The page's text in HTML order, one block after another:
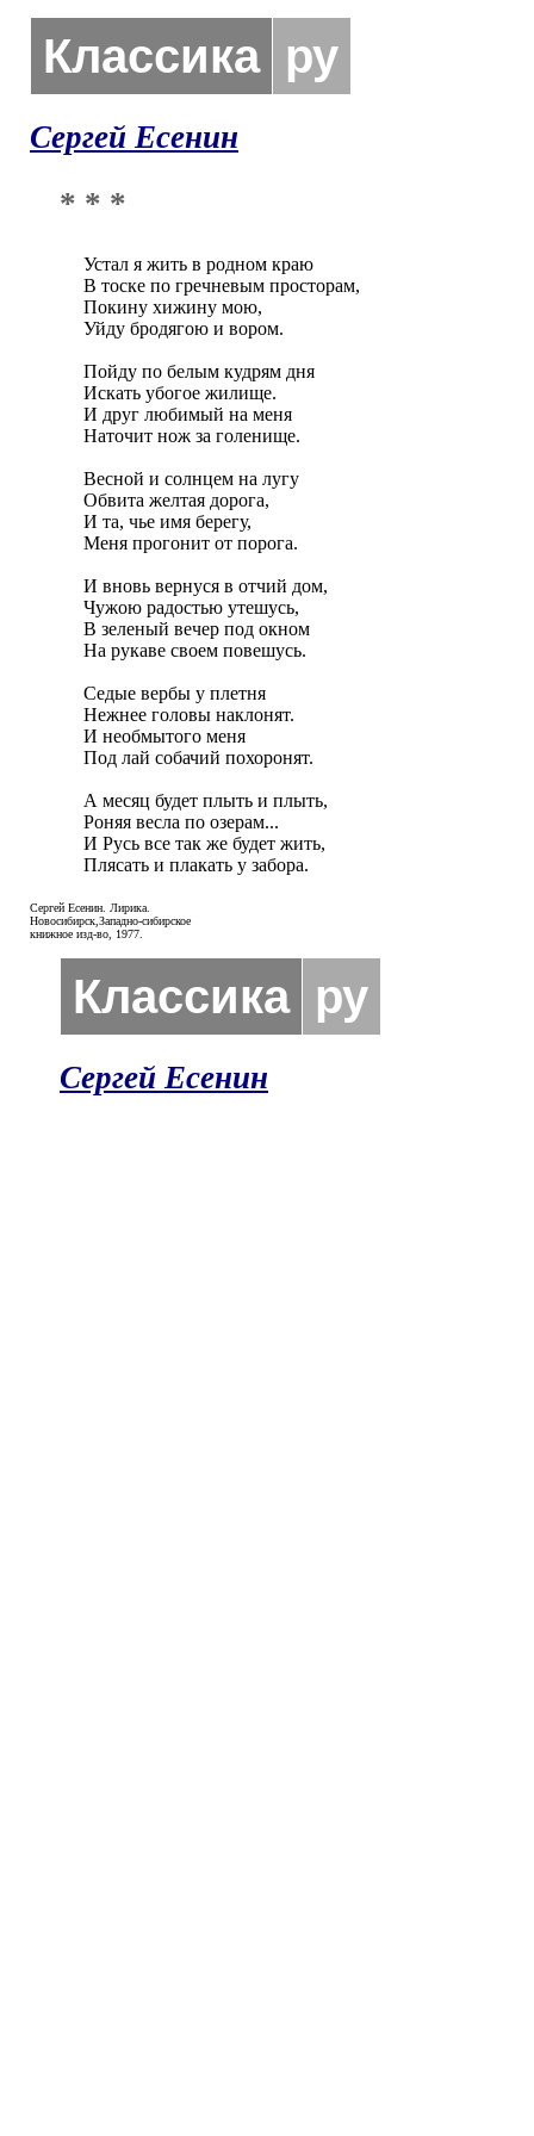
Классика ру
Сергей Есенин
* * *
Устал я жить в родном краю
В тоске по гречневым просторам,
Покину хижину мою,
Уйду бродягою и вором.
Пойду по белым кудрям дня
Искать убогое жилище.
И друг любимый на меня
Наточит нож за голенище.
Весной и солнцем на лугу
Обвита желтая дорога,
И та, чье имя берегу,
Меня прогонит от порога.
И вновь вернуся в отчий дом,
Чужою радостью утешусь,
В зеленый вечер под окном
На рукаве своем повешусь.
Седые вербы у плетня
Нежнее головы наклонят.
И необмытого меня
Под лай собачий похоронят.
А месяц будет плыть и плыть,
Роняя весла по озерам...
И Русь все так же будет жить,
Плясать и плакать у забора.
Сергей Есенин. Лирика.
Новосибирск,Западно-сибирское
книжное изд-во, 1977.
Классика ру
Сергей Есенин